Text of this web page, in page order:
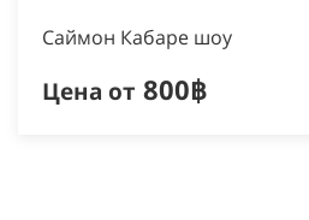
Cаймон Кабаре шоу
Цена от 800฿